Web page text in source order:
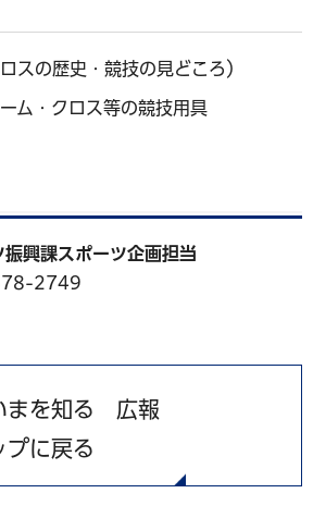
スの歴史・競技の見どころ）
ム・クロス等の競技用具
興課スポーツ企画担当
2749
まを知る 広報
プに戻る